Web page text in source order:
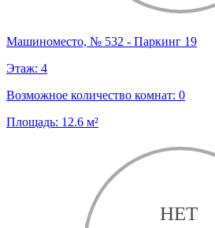
Машиноместо, № 532 - Паркинг 19
Этаж: 4
Возможное количество комнат: 0
Площадь: 12.6 м²